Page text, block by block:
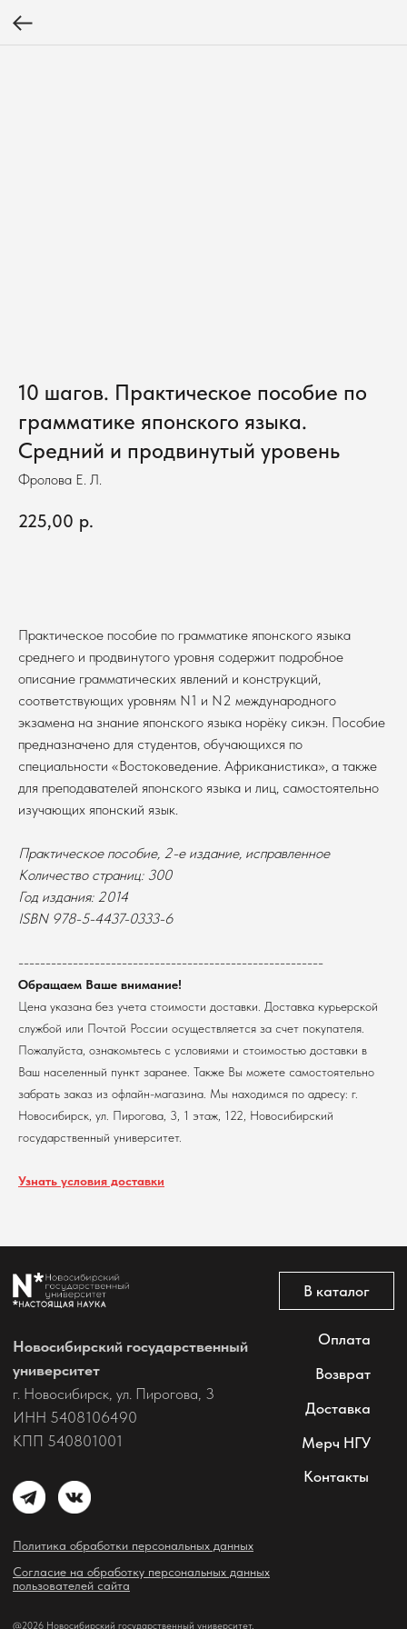
10 шагов. Практическое пособие по
грамматике японского языка.
Средний и продвинутый уровень
Фролова Е. Л.
225,00 р.
Практическое пособие по грамматике японского языка
среднего и продвинутого уровня содержит подробное
описание грамматических явлений и конструкций,
соответствующих уровням N1 и N2 международного
экзамена на знание японского языка норёку сикэн. Пособие
предназначено для студентов, обучающихся по
специальности «Востоковедение. Африканистика», а также
для преподавателей японского языка и лиц, самостоятельно
изучающих японский язык.
Практическое пособие, 2-е издание, исправленное
Количество страниц: 300
Год издания: 2014
ISBN 978-5-4437-0333-6
--------------------------------------------------------
Обращаем Ваше внимание!
Цена указана без учета стоимости доставки. Доставка курьерской
службой или Почтой России осуществляется за счет покупателя.
Пожалуйста, ознакомьтесь с условиями и стоимостью доставки в
Ваш населенный пункт заранее. Также Вы можете самостоятельно
забрать заказ из офлайн-магазина. Мы находимся по адресу: г.
Новосибирск, ул. Пирогова, 3, 1 этаж, 122, Новосибирский
государственный университет.
Узнать условия доставки
Доставка
Контакты
Мерч НГУ
Политика обработки персональных данных
Согласие на обработку персональных данных
Новосибирский государственный
университет
г. Новосибирск, ул. Пирогова, 3
ИНН 5408106490
КПП 540801001